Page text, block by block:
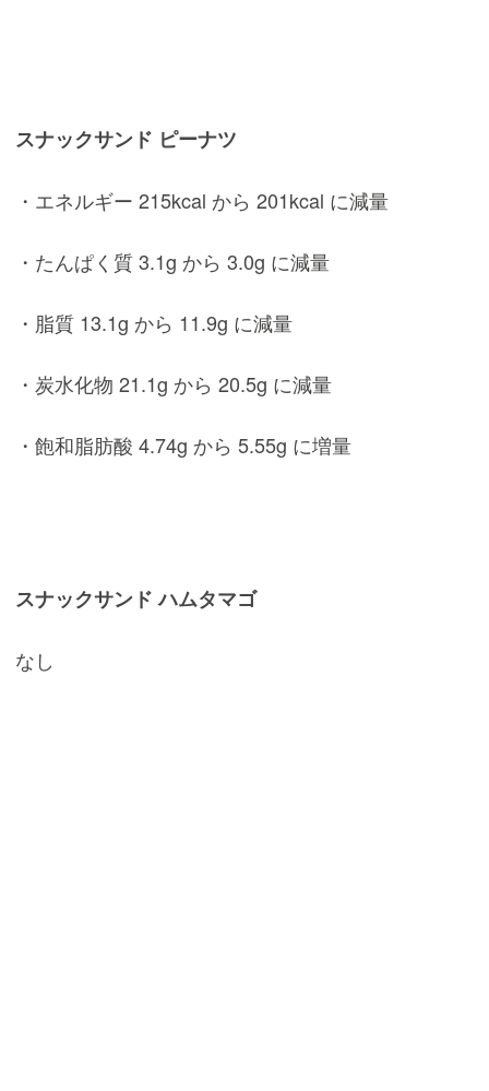
スナックサンド ピーナツ
・エネルギー 215kcal から 201kcal に減量
・たんぱく質 3.1g から 3.0g に減量
・脂質 13.1g から 11.9g に減量
・炭水化物 21.1g から 20.5g に減量
・飽和脂肪酸 4.74g から 5.55g に増量
スナックサンド ハムタマゴ
なし